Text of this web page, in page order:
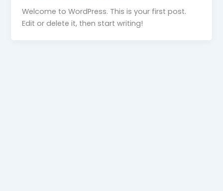
Welcome to WordPress. This is your first post.
Edit or delete it, then start writing!